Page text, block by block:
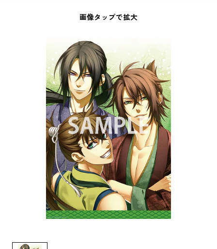
画像タップで拡大